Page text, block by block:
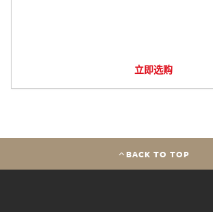
立即选购
BACK TO TOP